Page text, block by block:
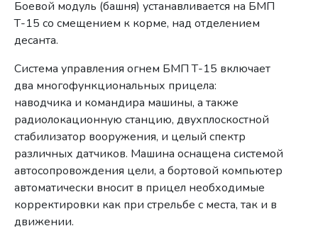
Боевой модуль (башня) устанавливается на БМП
Т-15 со смещением к корме, над отделением
десанта.
Система управления огнем БМП Т-15 включает
два многофункциональных прицела:
наводчика и командира машины, а также
радиолокационную станцию, двухплоскостной
стабилизатор вооружения, и целый спектр
различных датчиков. Машина оснащена системой
автосопровождения цели, а бортовой компьютер
автоматически вносит в прицел необходимые
корректировки как при стрельбе с места, так и в
движении.